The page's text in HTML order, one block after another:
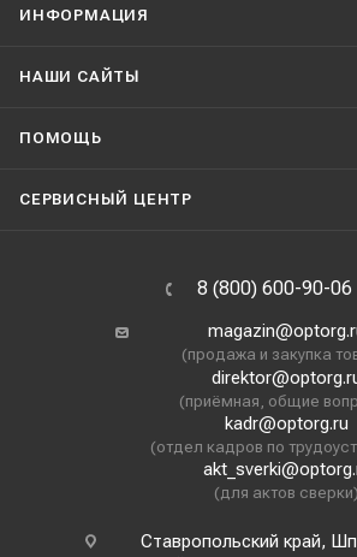
ИНФОРМАЦИЯ
НАШИ CАЙТЫ
ПОМОЩЬ
СЕРВИСНЫЙ ЦЕНТР
8 (800) 600-90-06
(продажа и закупка
(приёмная, общие
kadr@optorg.ru
(отдел кадров по
(для актов сверки)
Ставропольский край,